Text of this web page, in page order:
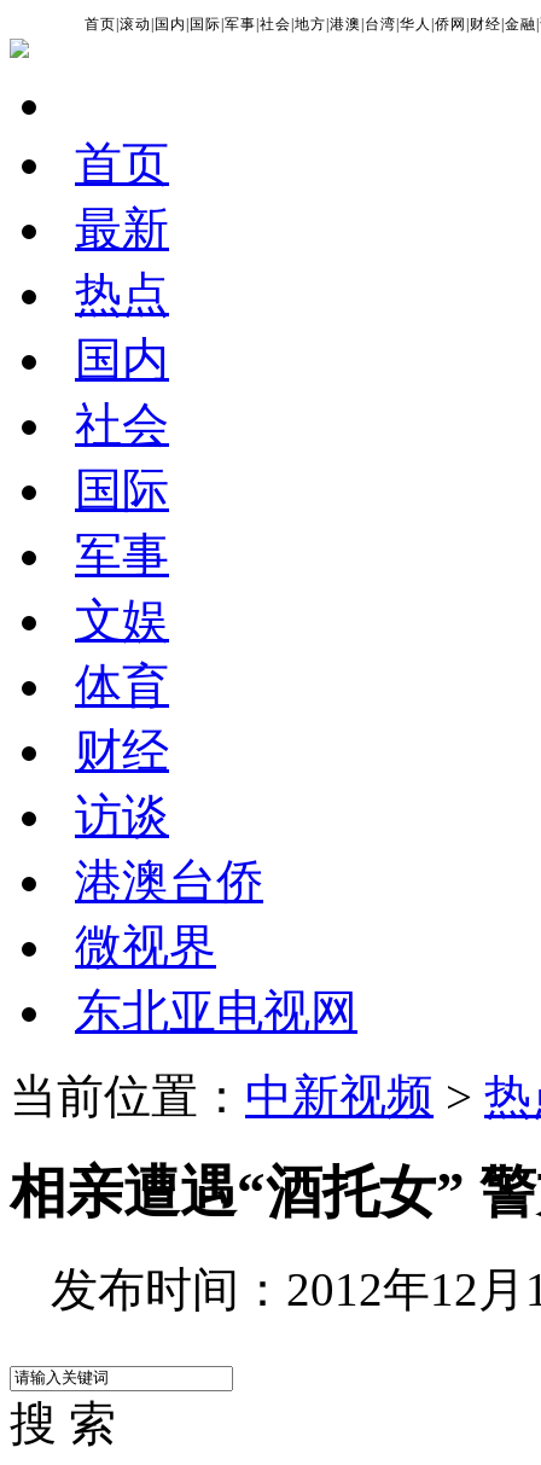
首页 |滚动 国内 国际 |军事 |社会 |地方 |港澳 台湾 |华人 |侨网 财经 |金融 |
首页
最新
热点
国内
社会
国际
军事
文娱
体育
财经
访谈
港澳台侨
微视界
东北亚电视网
当前位置： 中新视频 >
相亲遭遇“酒托女”
发布时间：2012年12月
搜 索